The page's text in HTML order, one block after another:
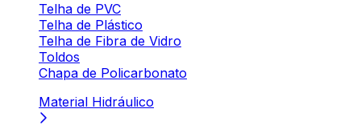
Telha de PVC
Telha de Plástico
Telha de Fibra de Vidro
Toldos
Chapa de Policarbonato
Material Hidráulico